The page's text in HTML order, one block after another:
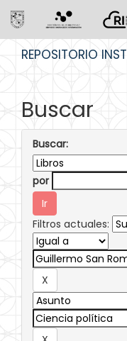
REPOSITORIO
Buscar
Buscar:
por
Filtros actuales: